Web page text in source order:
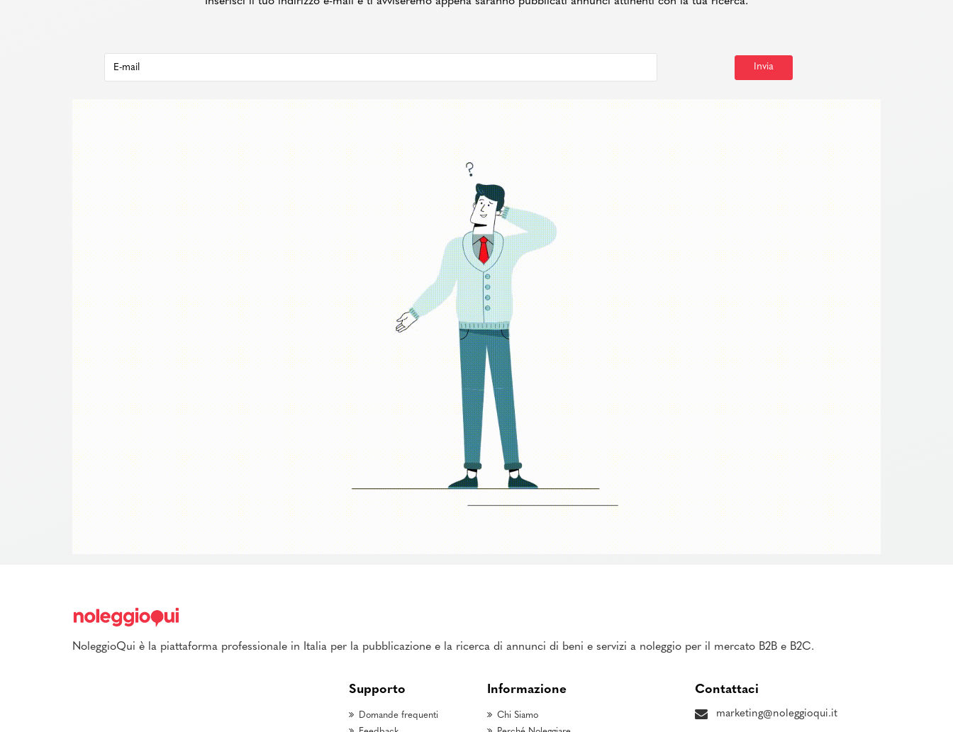
Invia
NoleggioQui è la piattaforma professionale in Italia per la pubblicazione e la ricerca di annunci di beni e servizi a noleggio per il mercato B2B e B2C.
Supporto
Domande frequenti
Informazione
Chi Siamo
Contattaci
marketing@noleggioqui.it